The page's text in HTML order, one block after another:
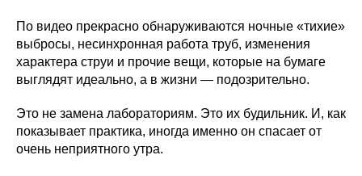
По видео прекрасно обнаруживаются ночные «тихие»
выбросы, несинхронная работа труб, изменения
характера струи и прочие вещи, которые на бумаге
выглядят идеально, а в жизни — подозрительно.
Это не замена лабораториям. Это их будильник. И, как
показывает практика, иногда именно он спасает от
очень неприятного утра.